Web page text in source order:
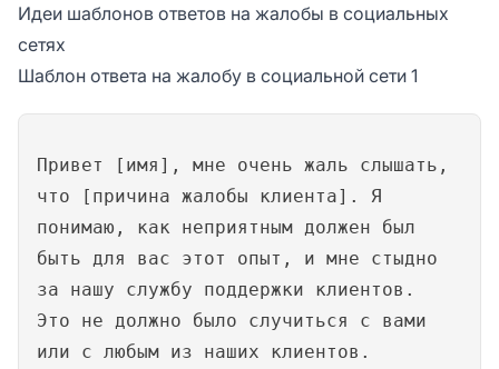
Идеи шаблонов ответов на жалобы в социальных
сетях
Шаблон ответа на жалобу в социальной сети 1
Привет [имя], мне очень жаль слышать,
что [причина жалобы клиента]. Я
понимаю, как неприятным должен был
быть для вас этот опыт, и мне стыдно
за нашу службу поддержки клиентов.
Это не должно было случиться с вами
или с любым из наших клиентов.